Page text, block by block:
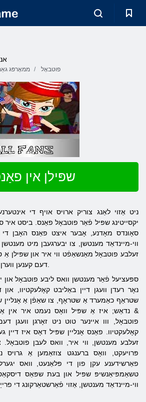
ממאָרפּג פוטבאָל
שפּילן אין
ניט אַזוי לאַנג צוריק ארויס אויף די
יקסייטינג שפּיל פֿאַר פוטבאָל פאַנס. ביסט
סאָונדס מאָדנע, אָבער איצט פאַנס האָבן די
ווי-מיינדאַד מענטשן, צו יבערגעבן מיט
זעלבע פוטבאָל מאַנשאַפֿט ווי איר און שפּילן אַ
ספּעציעל פֿאַר מענטשן וואס ליבע פוטבאָל און
נאָר רעדן וועגן דיין באַליבט קאָלעקטיוו, און
שטראַף כאַמערד אַ שטראָף, צו שאַפֿן אַ אָנליין
& נדאַש; איז אַ שפּיל וואָס נעמט איר אין אַ
פוטבאָל, ווו איינער טוט ניט זאָרגן וועגן
קאָלעקטיוו. פאַנס אָנליין שפּיל דאָס איז דיין
זעלבע מענטשן, ווי איר, וואס לעבן פוטבאָל.
פּרויעקט, וואָס ברענגט צוזאַמען אַ גרויס
פאַרשידענע עקן פון די פּלאַנעט, וואס
טשאַמפּיאַנשיפּ שפּיל און בעת ​​שפּאַס
ווי-מיינדאַד מענטשן, אַזוי פֿאַרשטאַרקונג די